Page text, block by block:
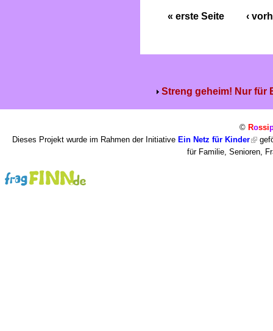
« erste Seite ‹
Streng geheim! Nur für
© Rossi
Dieses Projekt wurde im Rahmen der Initiative Ein Netz für Kinder
für Familie, Senioren,